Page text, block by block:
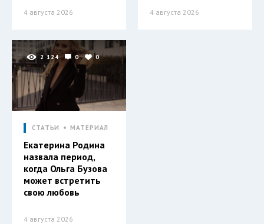
4 августа 2026 4 августа 2026
2 124 0 0
СТАТЬИ МАТЕРИАЛ
Екатерина Родина
назвала период,
когда Ольга Бузова
может встретить
свою любовь
4 августа 2026